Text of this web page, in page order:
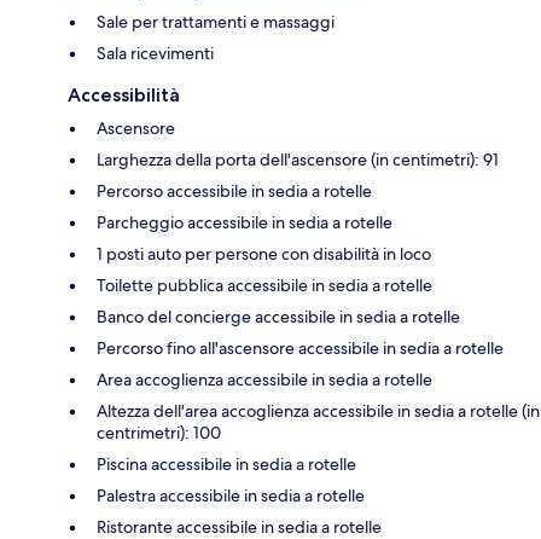
Sale per trattamenti e massaggi
Sala ricevimenti
Accessibilità
Ascensore
Larghezza della porta dell'ascensore (in centimetri): 91
Percorso accessibile in sedia a rotelle
Parcheggio accessibile in sedia a rotelle
1 posti auto per persone con disabilità in loco
Toilette pubblica accessibile in sedia a rotelle
Banco del concierge accessibile in sedia a rotelle
Percorso fino all'ascensore accessibile in sedia a rotelle
Area accoglienza accessibile in sedia a rotelle
Altezza dell'area accoglienza accessibile in sedia a rotelle (in
centrimetri): 100
Piscina accessibile in sedia a rotelle
Palestra accessibile in sedia a rotelle
Ristorante accessibile in sedia a rotelle